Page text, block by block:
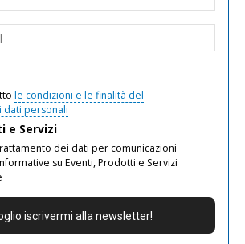
le condizioni e le finalità del
personali
e Servizi
dei dati per comunicazioni
su Eventi, Prodotti e Servizi